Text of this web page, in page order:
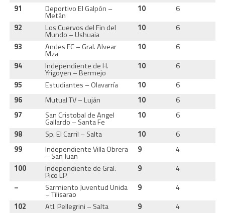
91
Deportivo El Galpón –
Metán
10 6
92
Los Cuervos del Fin del
Mundo – Ushuaia
10 6
93
Andes FC – Gral. Alvear
Mza
10 6
94
Independiente de H.
Yrigoyen – Bermejo
10 6
95
Estudiantes – Olavarría 10 6
96
Mutual TV – Luján 10 6
97
San Cristobal de Angel
Gallardo – Santa Fe
10 6
98
Sp. El Carril – Salta 10 6
99
Independiente Villa Obrera
– San Juan
9 4
100
Independiente de Gral.
Pico LP
9 4
–
Sarmiento Juventud Unida
– Tilisarao
9 4
102
Atl. Pellegrini – Salta 9 4